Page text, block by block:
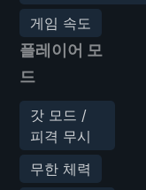
게임 속도
플레이어 모
드
갓 모드 /
피격 무시
무한 체력